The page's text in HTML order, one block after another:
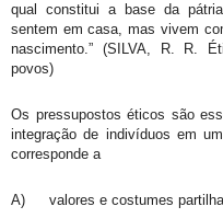
qual constitui a base da
sentem em casa, mas vivem
nascimento.” (SILVA, R. R.
povos)
Os pressupostos éticos são
integração de indivíduos em
corresponde a
A) valores e costumes